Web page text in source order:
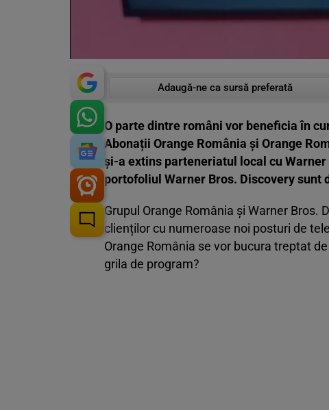
Adaugă-ne ca sursă preferată
O parte dintre români vor beneficia în
Abonații Orange România și Orange
și-a extins parteneriatul local cu
portofoliul Warner Bros. Discovery sunt
Grupul Orange România şi Warner
clienților cu numeroase noi posturi de
Orange România se vor bucura treptat
grila de program?